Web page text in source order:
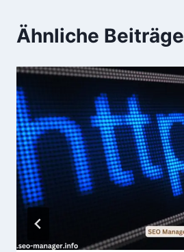
Ähnliche Beiträge